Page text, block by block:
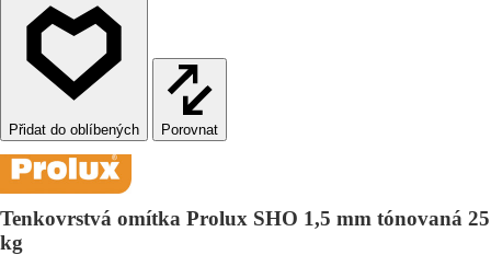
Porovnat
Tenkovrstvá omítka Prolux SHO 1,5 mm tónovaná 25
kg